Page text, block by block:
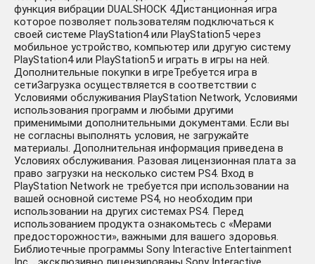
функция вибрации DUALSHOCK 4Дистанционная игра
которое позволяет пользователям подключаться к
своей системе PlayStation4 или PlayStation5 через
мобильное устройство, компьютер или другую систему
PlayStation4 или PlayStation5 и играть в игры на ней.
Дополнительные покупки в игреТребуется игра в
сетиЗагрузка осуществляется в соответствии с
Условиями обслуживания PlayStation Network, Условиями
использования программ и любыми другими
применимыми дополнительными документами. Если вы
не согласны выполнять условия, не загружайте
материалы. Дополнительная информация приведена в
Условиях обслуживания. Разовая лицензионная плата за
право загрузки на несколько систем PS4. Вход в
PlayStation Network не требуется при использовании на
вашей основной системе PS4, но необходим при
использовании на других системах PS4. Перед
использованием продукта ознакомьтесь с «Мерами
предосторожности», важными для вашего здоровья.
Библиотечные программы Sony Interactive Entertainment